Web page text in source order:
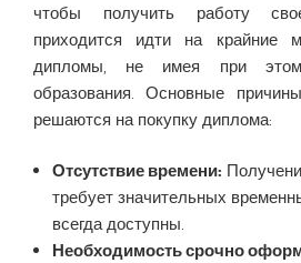
чтобы получить работу
приходится идти на крайние
дипломы, не имея при этом
образования. Основные
решаются на покупку диплома:
Отсутствие времени:
требует значительных
всегда доступны.
Необходимость срочно